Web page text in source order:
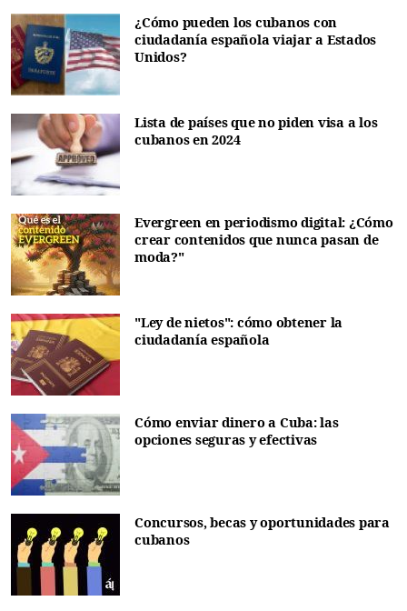
¿Cómo pueden los cubanos con
ciudadanía española viajar a Estados
Unidos?
Lista de países que no piden visa a los
cubanos en 2024
Evergreen en periodismo digital: ¿Cómo
crear contenidos que nunca pasan de
moda?"
"Ley de nietos": cómo obtener la
ciudadanía española
Cómo enviar dinero a Cuba: las
opciones seguras y efectivas
Concursos, becas y oportunidades para
cubanos